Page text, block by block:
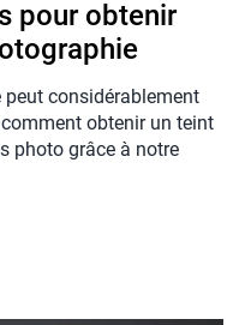
pour obtenir
peut considérablement
obtenir un teint
photo grâce à notre